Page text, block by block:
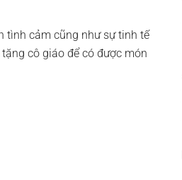
tình cảm cũng như sự tinh tế
cô giáo để có được món